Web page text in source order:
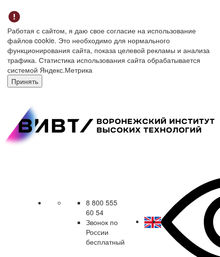
Работая с сайтом, я даю свое согласие на использование
файлов cookie. Это необходимо для нормального
функционирования сайта, показа целевой рекламы и анализа
трафика. Статистика использования сайта обрабатывается
системой Яндекс.Метрика
Принять
8 800 555
60 54
Звонок по
России
бесплатный